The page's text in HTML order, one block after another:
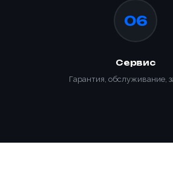
06
Сервис
Гарантия, обслуживание,